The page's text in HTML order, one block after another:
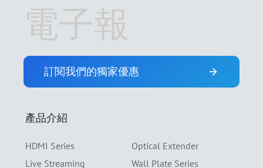
電子報
訂閱我們的獨家優惠
產品介紹
HDMI Series
Live Streaming
Optical Extender
Wall Plate Series